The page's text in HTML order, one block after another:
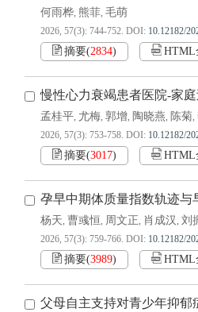
何雨桦, 熊菲, 毛萌
2026, 57(3): 744-752. DOI: 10.12182/
摘要(2834) HTML
慢性心力衰竭患者医院-家
孟桂平, 尤梅, 郭增, 陶晓燕, 陈菊,
2026, 57(3): 753-758. DOI: 10.12182/
摘要(3017) HTML
孕早中期体质量指数轨迹
杨天, 曹彧恒, 周文正, 肖成汉, 刘
2026, 57(3): 759-766. DOI: 10.12182/
摘要(3989) HTML
父母自主支持对青少年抑郁